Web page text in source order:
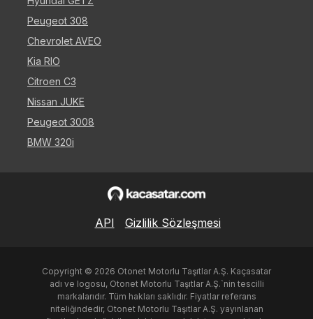
Peugeot 308
Chevrolet AVEO
Kia RIO
Citroen C3
Nissan JUKE
Peugeot 3008
BMW 320i
API Gizlilik Sözleşmesi
Copyright © 2026 Otonet Motorlu Taşıtlar A.Ş. Kaçasatar
adı ve logosu, Otonet Motorlu Taşıtlar A.Ş.`nin tescilli
markalarıdır. Tüm hakları saklıdır. Fiyatlar referans
niteliğindedir, Otonet Motorlu Taşıtlar A.Ş. yayınlanan